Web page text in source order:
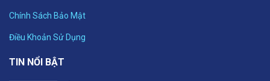
Chính Sách Bảo Mật
Điều Khoản Sử Dụng
TIN NỔI BẬT